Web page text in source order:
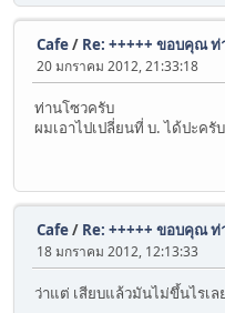
Cafe/ Re: +++++ ขอบคุณ ท่
20 มกราคม 2012, 21:33:18
ท่านโซวครับ
ผมเอาไปเปลี่ยนที่ บ. ได้ปะครั
Cafe/ Re: +++++ ขอบคุณ ท่
18 มกราคม 2012, 12:13:33
ว่าแต่ เสียบแล้วมันไม่ขึ้นไรเล